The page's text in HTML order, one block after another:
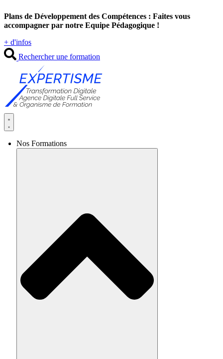
au
contenu
Plans de Développement des Compétences : Faites vous
accompagner par notre Equipe Pédagogique !
+ d'infos
Rechercher une formation
Nos Formations